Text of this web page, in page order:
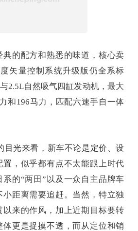
典的配方和熟悉的味道，核心卖
度矢量控制系统升级版仍全系标
2.5L自然吸气四缸发动机，最大
和196马力，匹配六速手自一体
目光来看，新车不论是定价、设
置，似乎都有点不太能跟上时代
的“两田”以及一众自主品牌车
小距离需要追赶。当然，特立独
以来的作风，加上近期目标要转
体更是捉摸不透，而从定位和销